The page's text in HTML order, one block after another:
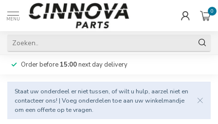
MENU
0
Order before 15:00next day delivery
Staat uw onderdeel er niet tussen, of wilt u hulp, aarzel niet en
contacteer ons! | Voeg onderdelen toe aan uw winkelmandje
om een offerte op te vragen.